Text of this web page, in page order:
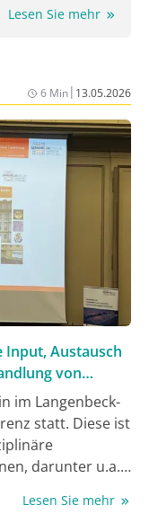
Lesen Sie mehr
6 Min| 13.05.2026
Input, Austausch
von
im Langenbeck-
statt. Diese ist
darunter u.a.
Teilnehmer:innen
Lesen Sie mehr